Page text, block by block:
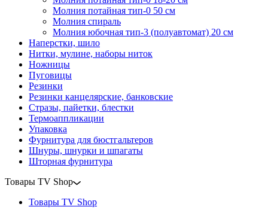
Молния потайная тип-0 50 см
Молния спираль
Молния юбочная тип-3 (полуавтомат) 20 см
Наперстки, шило
Нитки, мулине, наборы ниток
Ножницы
Пуговицы
Резинки
Резинки канцелярские, банковские
Стразы, пайетки, блестки
Термоаппликации
Упаковка
Фурнитура для бюстгальтеров
Шнуры, шнурки и шпагаты
Шторная фурнитура
Товары TV Shop
Товары TV Shop